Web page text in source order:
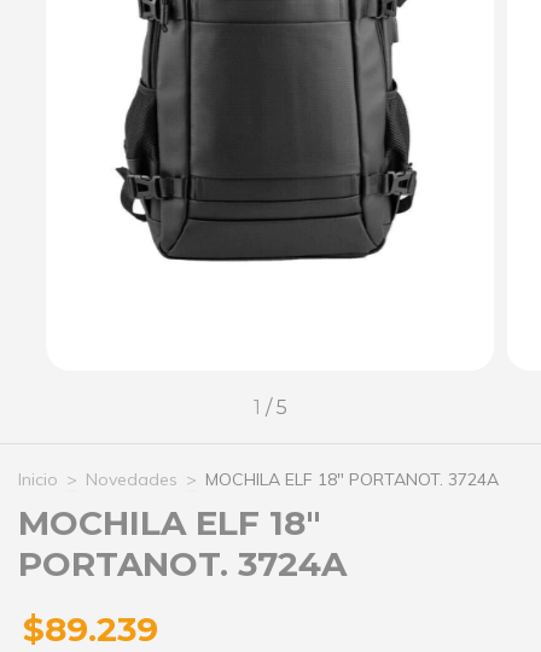
1 /5
Inicio > Novedades > MOCHILA ELF 18" PORTANOT. 3724A
MOCHILA ELF 18"
PORTANOT. 3724A
$89.239